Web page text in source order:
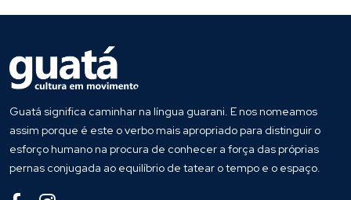
Guatá significa caminhar na língua guarani. E nos nomeamos
assim porque é este o verbo mais apropriado para distinguir o
esforço humano na procura de conhecer a força das próprias
pernas conjugada ao equilíbrio de tatear o tempo e o espaço.